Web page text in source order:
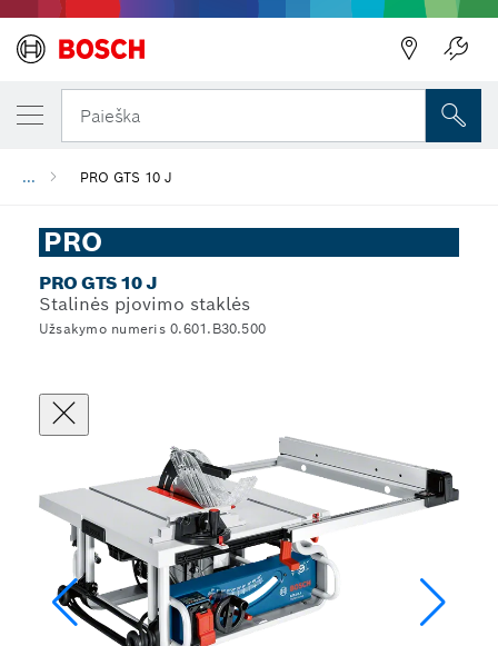
Paieška
... PRO GTS 10 J
PRO
PRO GTS 10 J
Stalinės pjovimo staklės
Užsakymo numeris 0.601.B30.500